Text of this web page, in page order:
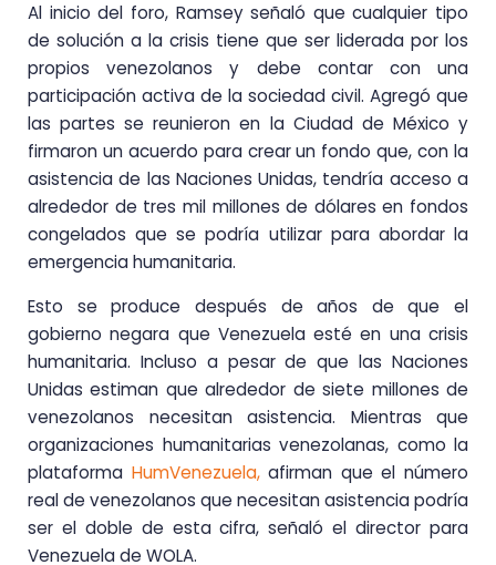
Al inicio del foro, Ramsey señaló que cualquier tipo
de solución a la crisis tiene que ser liderada por los
propios venezolanos y debe contar con una
participación activa de la sociedad civil. Agregó que
las partes se reunieron en la Ciudad de México y
firmaron un acuerdo para crear un fondo que, con la
asistencia de las Naciones Unidas, tendría acceso a
alrededor de tres mil millones de dólares en fondos
congelados que se podría utilizar para abordar la
emergencia humanitaria.
Esto se produce después de años de que el
gobierno negara que Venezuela esté en una crisis
humanitaria. Incluso a pesar de que las Naciones
Unidas estiman que alrededor de siete millones de
venezolanos necesitan asistencia. Mientras que
organizaciones humanitarias venezolanas, como la
plataforma HumVenezuela,afirman que el número
real de venezolanos que necesitan asistencia podría
ser el doble de esta cifra, señaló el director para
Venezuela de WOLA.